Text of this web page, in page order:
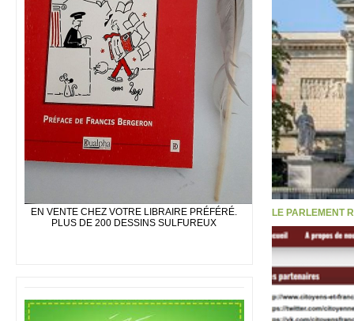
EN VENTE CHEZ VOTRE LIBRAIRE PRÉFÉRÉ.
PLUS DE 200 DESSINS SULFUREUX
LE PARLEMENT